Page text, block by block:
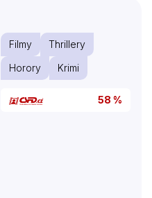
Filmy
Thrillery
Horory
Krimi
58 %